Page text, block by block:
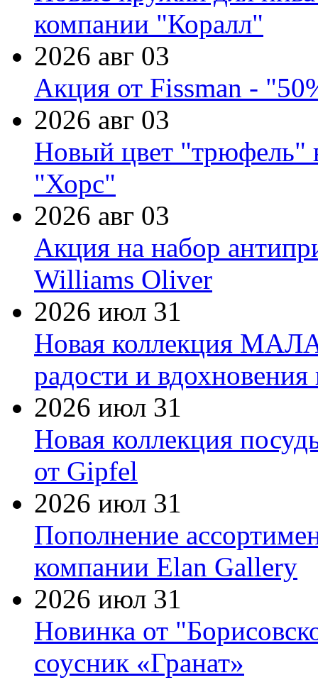
компании "Коралл"
2026 авг 03
Акция от Fissman -
2026 авг 03
Новый цвет "трюфель"
"Хорс"
2026 авг 03
Акция на набор
Williams Oliver
2026 июл 31
Новая коллекция
радости и
2026 июл 31
Новая коллекция
от Gipfel
2026 июл 31
Пополнение
компании Elan Gallery
2026 июл 31
Новинка от
соусник «Гранат»